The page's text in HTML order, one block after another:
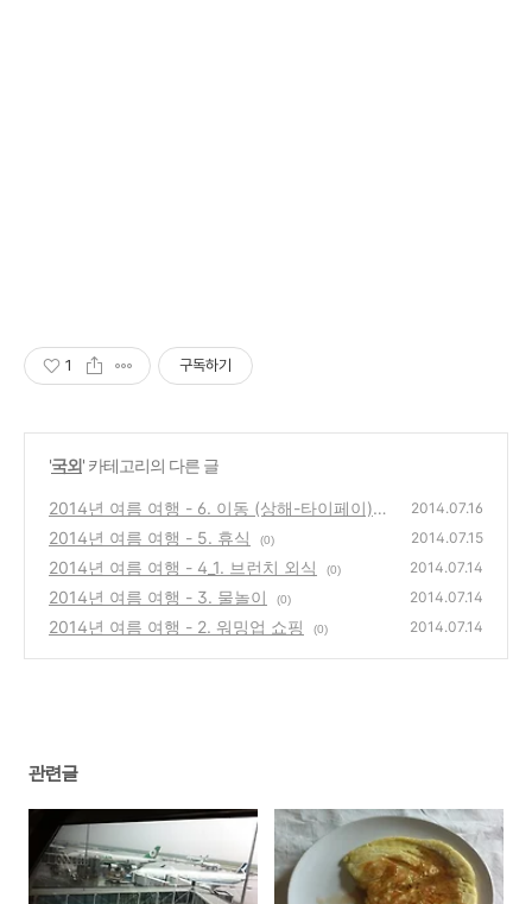
1 구독하기
'국외' 카테고리의 다른 글
2014년 여름 여행 - 6. 이동 (상해-타이페이)
(0)
2014.07.16
2014년 여름 여행 - 5. 휴식 (0) 2014.07.15
2014년 여름 여행 - 4_1. 브런치 외식 (0) 2014.07.14
2014년 여름 여행 - 3. 물놀이 (0) 2014.07.14
2014년 여름 여행 - 2. 워밍업 쇼핑 (0) 2014.07.14
관련글